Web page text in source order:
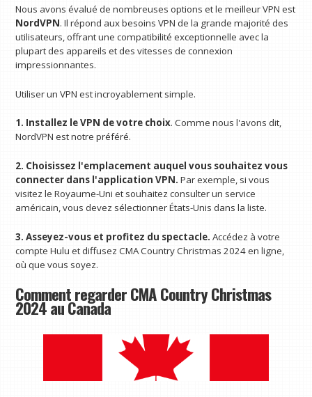
Nous avons évalué de nombreuses options et le meilleur VPN est
NordVPN. Il répond aux besoins VPN de la grande majorité des
utilisateurs, offrant une compatibilité exceptionnelle avec la
plupart des appareils et des vitesses de connexion
impressionnantes.
Utiliser un VPN est incroyablement simple.
1. Installez le VPN de votre choix. Comme nous l'avons dit,
NordVPN est notre préféré.
2. Choisissez l'emplacement auquel vous souhaitez vous
connecter dans l'application VPN.Par exemple, si vous
visitez le Royaume-Uni et souhaitez consulter un service
américain, vous devez sélectionner États-Unis dans la liste.
3. Asseyez-vous et profitez du spectacle.Accédez à votre
compte Hulu et diffusez CMA Country Christmas 2024 en ligne,
où que vous soyez.
Comment regarder CMA Country Christmas
2024 au Canada